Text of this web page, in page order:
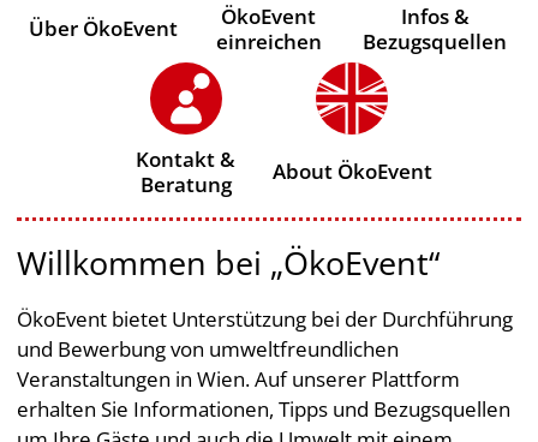
Über ÖkoEvent
ÖkoEvent
einreichen
Infos &
Bezugsquellen
Kontakt &
Beratung
About ÖkoEvent
Willkommen bei „ÖkoEvent“
ÖkoEvent bietet Unterstützung bei der Durchführung
und Bewerbung von umweltfreundlichen
Veranstaltungen in Wien. Auf unserer Plattform
erhalten Sie Informationen, Tipps und Bezugsquellen